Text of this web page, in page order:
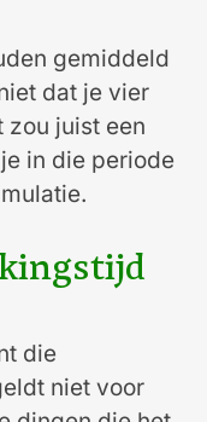
gemiddeld
dat je vier
zou juist een
in die periode
die
niet voor